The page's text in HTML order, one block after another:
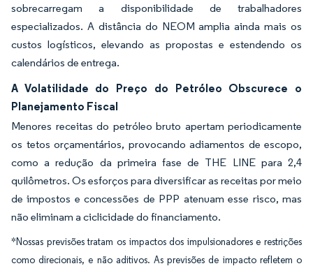
sobrecarregam a disponibilidade de trabalhadores
especializados. A distância do NEOM amplia ainda mais os
custos logísticos, elevando as propostas e estendendo os
calendários de entrega.
A Volatilidade do Preço do Petróleo Obscurece o
Planejamento Fiscal
Menores receitas do petróleo bruto apertam periodicamente
os tetos orçamentários, provocando adiamentos de escopo,
como a redução da primeira fase de THE LINE para 2,4
quilômetros. Os esforços para diversificar as receitas por meio
de impostos e concessões de PPP atenuam esse risco, mas
não eliminam a ciclicidade do financiamento.
*Nossas previsões tratam os impactos dos impulsionadores e restrições
como direcionais, e não aditivos. As previsões de impacto refletem o